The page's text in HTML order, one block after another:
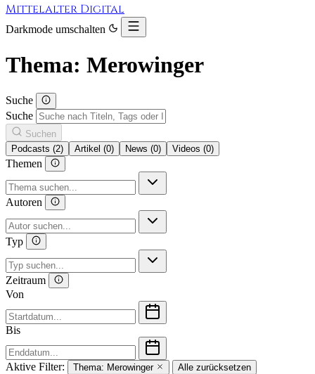
Mittelalter Digital
Darkmode umschalten
Thema: Merowinger
Suche
Suche
Suchen
Podcasts (2)
Artikel (0) News (0) Videos (0)
Themen
Autoren
Typ
Zeitraum
Von
Bis
Aktive Filter: Thema: Merowinger Alle zurücksetzen